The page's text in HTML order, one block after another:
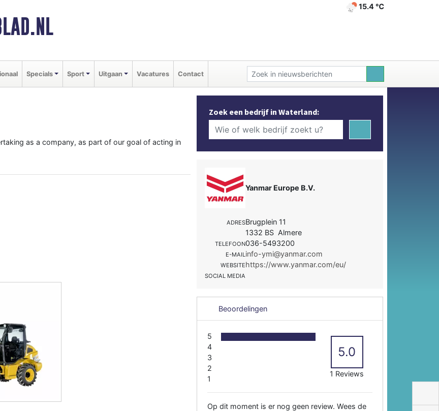
15.4 ℃
Specials Sport Uitgaan Vacatures Contact
as a company, as part of our goal of acting in
Zoek een bedrijf in Waterland:
Yanmar Europe B.V.
ADRESBrugplein 11
1332 BS Almere
TELEFOON036-5493200
E-MAILinfo-ymi@yanmar.com
WEBSITEhttps://www.yanmar.com/eu/
SOCIAL MEDIA
Beoordelingen
5
4
3
2
1
5.0
1 Reviews
Op dit moment is er nog geen review. Wees de